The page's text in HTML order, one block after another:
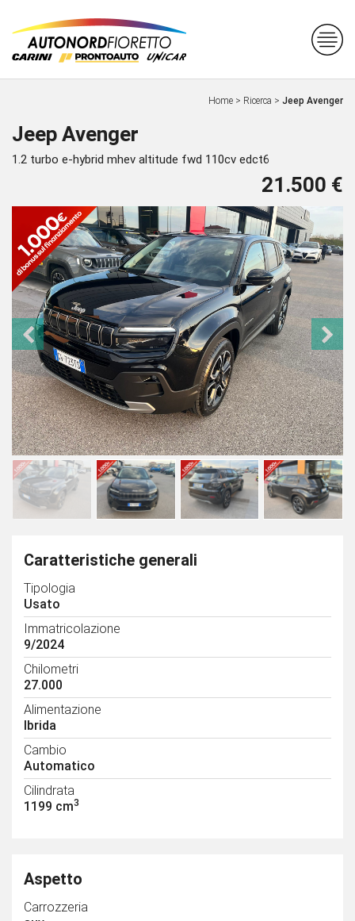
Home > Ricerca > Jeep Avenger
Jeep Avenger
1.2 turbo e-hybrid mhev altitude fwd 110cv edct6
21.500 €
Caratteristiche generali
Tipologia
Usato
Immatricolazione
9/2024
Chilometri
27.000
Alimentazione
Ibrida
Cambio
Automatico
Cilindrata
1199 cm3
Aspetto
Carrozzeria